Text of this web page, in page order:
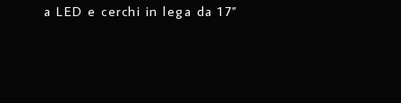
a LED e cerchi in lega da 17”